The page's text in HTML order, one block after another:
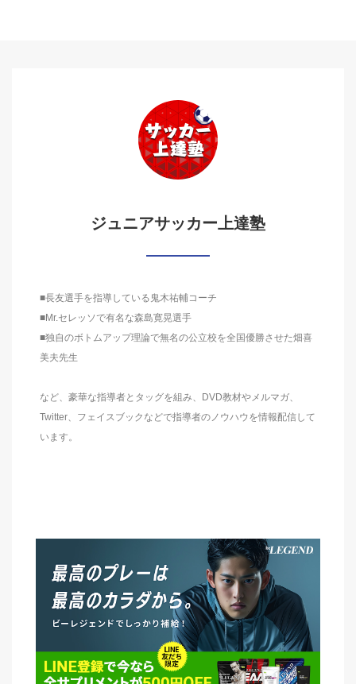
ジュニアサッカー上達塾
■長友選手を指導している鬼木祐輔コーチ
■Mr.セレッソで有名な森島寛晃選手
■独自のボトムアップ理論で無名の公立校を全国優勝させた畑喜
美夫先生
など、豪華な指導者とタッグを組み、DVD教材やメルマガ、
Twitter、フェイスブックなどで指導者のノウハウを情報配信して
います。